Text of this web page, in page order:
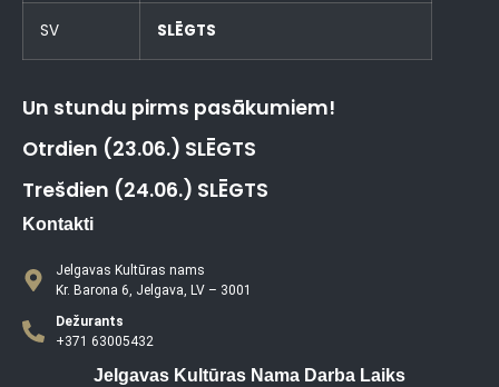
SV SLĒGTS
Un stundu pirms pasākumiem!
Otrdien (23.06.) SLĒGTS
Trešdien (24.06.) SLĒGTS
Kontakti
Jelgavas Kultūras nams
Kr. Barona 6, Jelgava, LV – 3001
Dežurants
+371 63005432
Jelgavas Kultūras Nama Darba Laiks